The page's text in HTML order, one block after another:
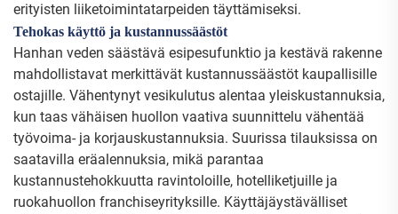
erityisten liiketoimintatarpeiden täyttämiseksi.
Tehokas käyttö ja kustannussäästöt
Hanhan veden säästävä esipesufunktio ja kestävä rakenne
mahdollistavat merkittävät kustannussäästöt kaupallisille
ostajille. Vähentynyt vesikulutus alentaa yleiskustannuksia,
kun taas vähäisen huollon vaativa suunnittelu vähentää
työvoima- ja korjauskustannuksia. Suurissa tilauksissa on
saatavilla eräalennuksia, mikä parantaa
kustannustehokkuutta ravintoloille, hotelliketjuille ja
ruokahuollon franchiseyrityksille. Käyttäjäystävälliset